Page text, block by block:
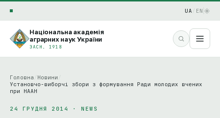
UA EN
Національна академія
аграрних наук України
ЗАСН. 1918
Головна Новини
Установчо-виборчі збори з формування Ради молодих вчених
при НААН
24 ГРУДНЯ 2014 · NEWS